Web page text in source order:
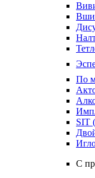
По
SIT
С